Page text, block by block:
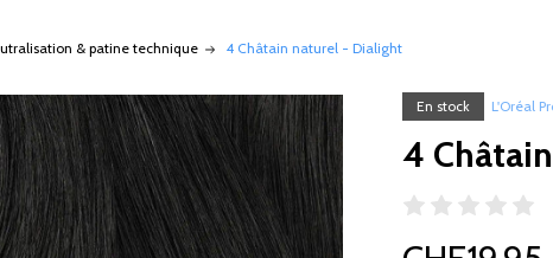
& patine technique 4 Châtain naturel - Dialight
En stock L'Oréal
4